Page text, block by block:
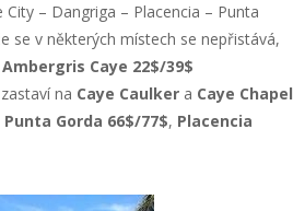
– Dangriga – Placencia – Punta
se v některých místech se nepřistává,
Caye 22$/39$
na Caye Caulkera Caye Chapel
Punta Gorda 66$/77$, Placencia